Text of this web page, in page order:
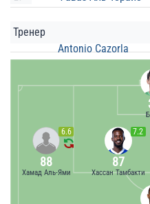
Тренер
Antonio Cazorla
7.2
87
Хассан Тамбакти
6.6
88
Хамад Аль-Ями